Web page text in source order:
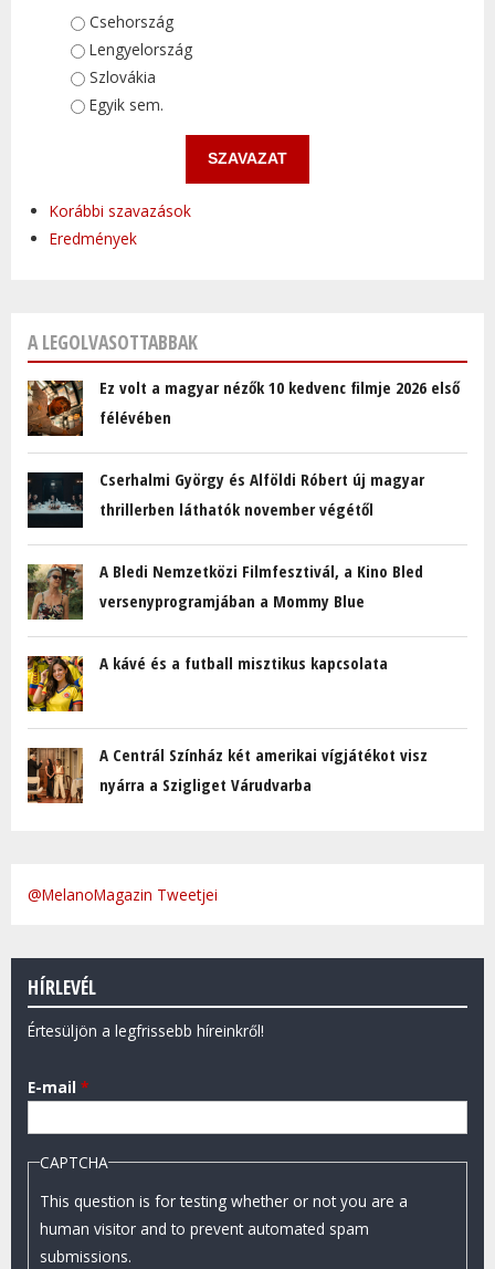
Választások
Csehország
Lengyelország
Szlovákia
Egyik sem.
Korábbi szavazások
Eredmények
A LEGOLVASOTTABBAK
Ez volt a magyar nézők 10 kedvenc filmje 2026 első
félévében
Cserhalmi György és Alföldi Róbert új magyar
thrillerben láthatók november végétől
A Bledi Nemzetközi Filmfesztivál, a Kino Bled
versenyprogramjában a Mommy Blue
A kávé és a futball misztikus kapcsolata
A Centrál Színház két amerikai vígjátékot visz
nyárra a Szigliget Várudvarba
@MelanoMagazin Tweetjei
HÍRLEVÉL
Értesüljön a legfrissebb híreinkről!
E-mail *
CAPTCHA
This question is for testing whether or not you are a
human visitor and to prevent automated spam
submissions.